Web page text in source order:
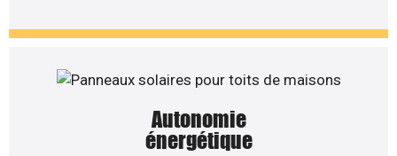
Autonomie
énergétique